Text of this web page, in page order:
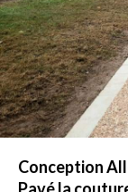
Conception